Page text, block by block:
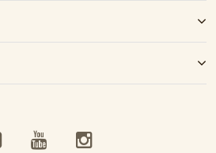
FacebookYouTubeInstagram